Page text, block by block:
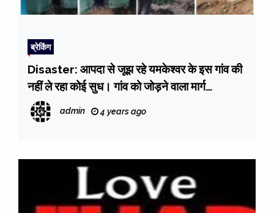
ब्रेकिंग
Disaster: आपदा से जूझ रहे यमकेश्वर के इस गांव की
नहीं ले रहा कोई सुध। गांव को जोड़ने वाला मार्ग
जमींदोज। संकट में ग्रामीण
admin 4 years ago